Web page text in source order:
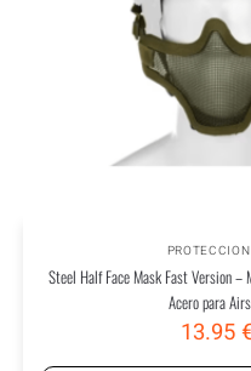
Steel Half Face Mask Fast Version –
Acero para
13.95